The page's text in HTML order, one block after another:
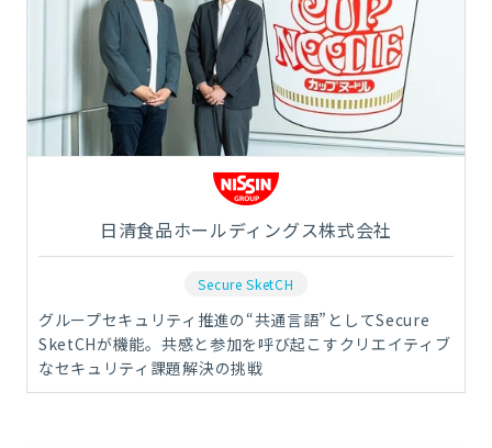
日清食品ホールディングス株式会社
Secure SketCH
グループセキュリティ推進の“共通言語”としてSecure
SketCHが機能。共感と参加を呼び起こすクリエイティブ
なセキュリティ課題解決の挑戦